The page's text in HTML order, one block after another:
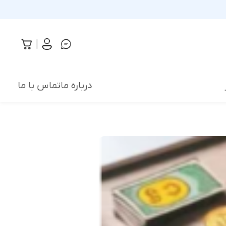
درباره ماتماس با ما